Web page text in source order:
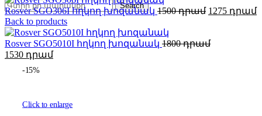
Search
Rosver SGO306I հղկող խոզանակ 1500
Original
1500 AMD.
1275
Back to products
Rosver SGO5010I հղկող խոզանակ 1800
Original
1530
Current
-15%
Click to enlarge